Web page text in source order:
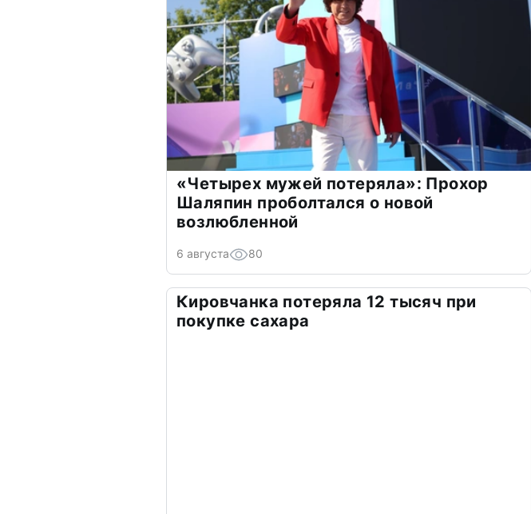
«Четырех мужей потеряла»: Прохор
Шаляпин проболтался о новой
возлюбленной
6 августа 80
Кировчанка потеряла 12 тысяч при
покупке сахара